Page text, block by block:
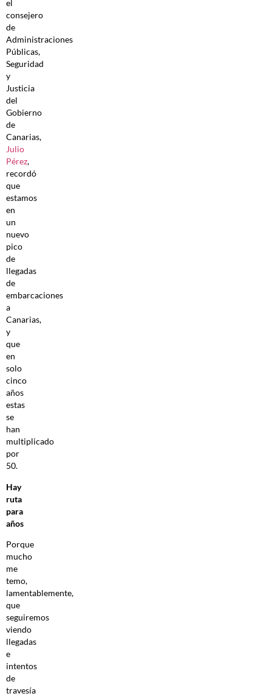
el
consejero
de
Administraciones
Públicas,
Seguridad
y
Justicia
del
Gobierno
de
Canarias,
Julio
Pérez,
recordó
que
estamos
en
un
nuevo
pico
de
llegadas
de
embarcaciones
a
Canarias,
y
que
en
solo
cinco
años
estas
se
han
multiplicado
por
50.
Hay
ruta
para
años
Porque
mucho
me
temo,
lamentablemente,
que
seguiremos
viendo
llegadas
e
intentos
de
travesía